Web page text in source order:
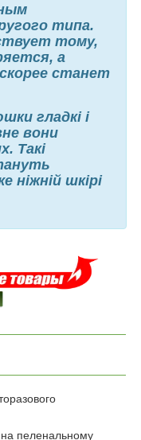
типа.
тому,
а
станет
гладкі і
вони
Такі
ніжній шкірі
на пеленальному